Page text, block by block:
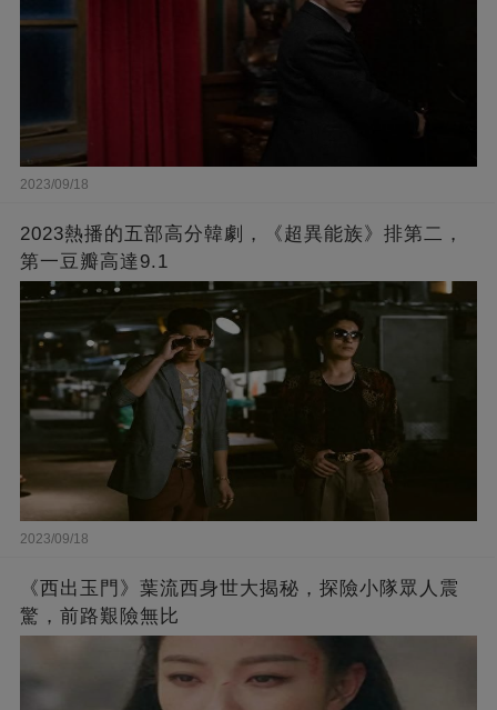
2023/09/18
2023熱播的五部高分韓劇，《超異能族》排第二，
第一豆瓣高達9.1
2023/09/18
《西出玉門》葉流西身世大揭秘，探險小隊眾人震
驚，前路艱險無比